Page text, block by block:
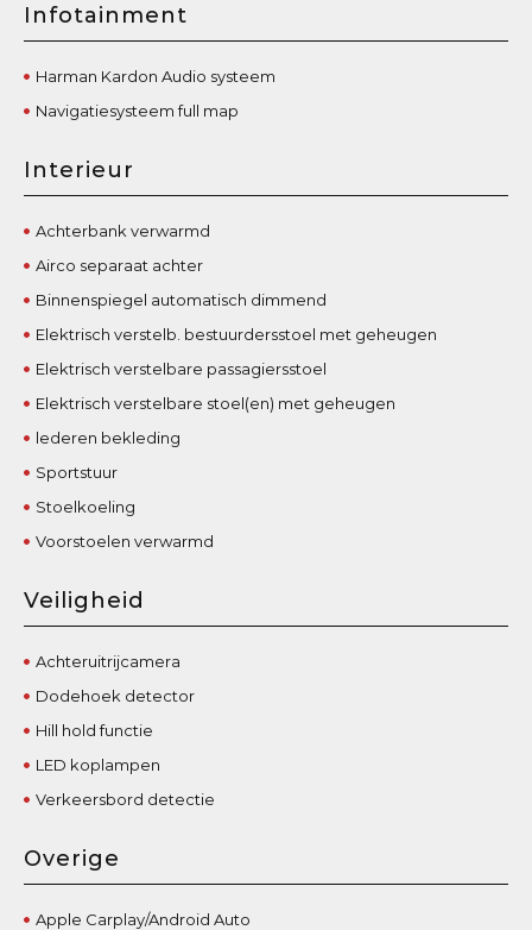
Infotainment
Harman Kardon Audio systeem
Navigatiesysteem full map
Interieur
Achterbank verwarmd
Airco separaat achter
Binnenspiegel automatisch dimmend
Elektrisch verstelb. bestuurdersstoel met geheugen
Elektrisch verstelbare passagiersstoel
Elektrisch verstelbare stoel(en) met geheugen
lederen bekleding
Sportstuur
Stoelkoeling
Voorstoelen verwarmd
Veiligheid
Achteruitrijcamera
Dodehoek detector
Hill hold functie
LED koplampen
Verkeersbord detectie
Overige
Apple Carplay/Android Auto